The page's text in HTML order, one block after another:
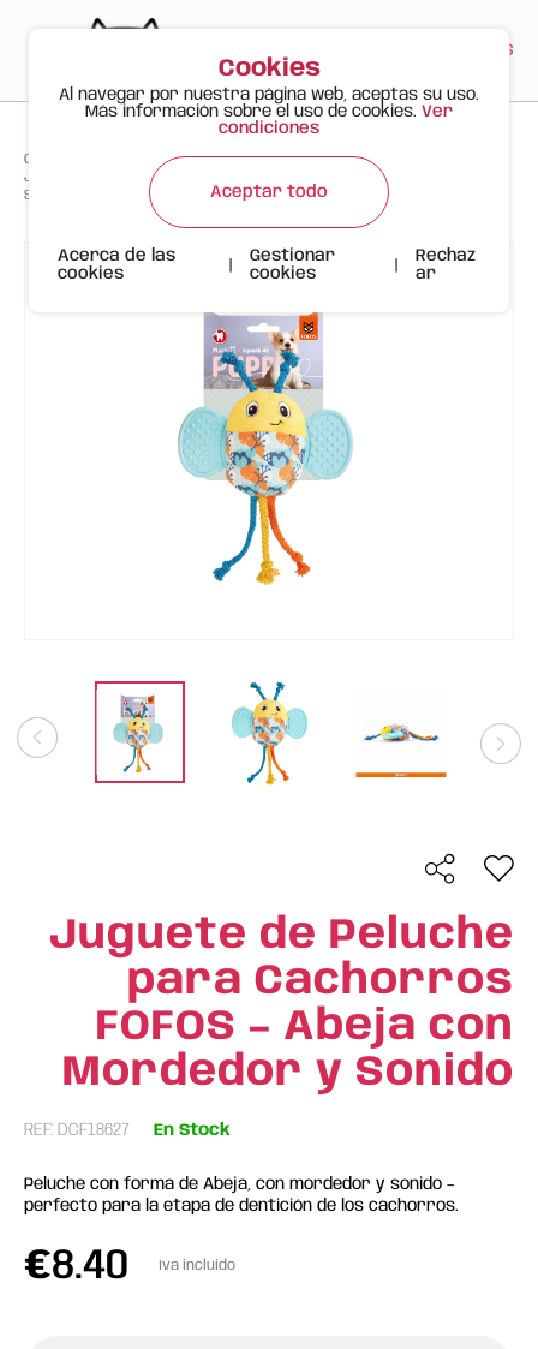
ES
Gato Feliz Productos > >
Juguete de Peluche para Cachorros FOFOS – Abeja con Mordedor y
Sonido
Juguete de Peluche
para Cachorros
FOFOS – Abeja con
Mordedor y Sonido
REF: DCF18627 En Stock
Peluche con forma de Abeja, con mordedor y sonido –
perfecto para la etapa de dentición de los cachorros.
€8.40 Iva incluido
Cookies
Al navegar por nuestra página web, aceptas su uso.
Más información sobre el uso de cookies. Ver
condiciones
Aceptar todo
Acerca de las
cookies
Gestionar
cookies
Rechaz
ar